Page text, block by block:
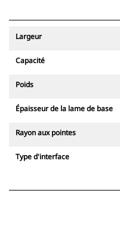
Largeur
Capacité
Poids
Épaisseur de la lame de base
Rayon aux pointes
Type d'interface